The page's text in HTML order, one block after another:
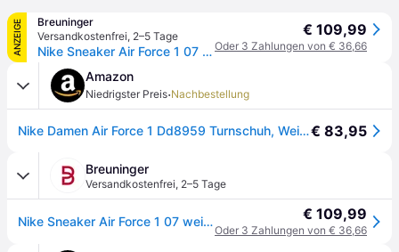
ANZEIGE
Breuninger
Versandkostenfrei, 2–5 Tage
Nike Sneaker Air Force 1 07 weiss - WEISS - 36,36,5,37,5,38,38,5,39,40,40,5,41,42,42,5,43,44
€ 109,99
Oder 3 Zahlungen von € 36,66
Amazon
Niedrigster Preis·Nachbestellung
Nike Damen Air Force 1 Dd8959 Turnschuh, Weiß, 40 EU€ 83,95
Breuninger
Versandkostenfrei, 2–5 Tage
Nike Sneaker Air Force 1 07 weiss - WEISS - 36,36,5,37,5,38,38,5,39,40,40,5,41,42,42,5,43,44 € 109,99
Oder 3 Zahlungen von € 36,66